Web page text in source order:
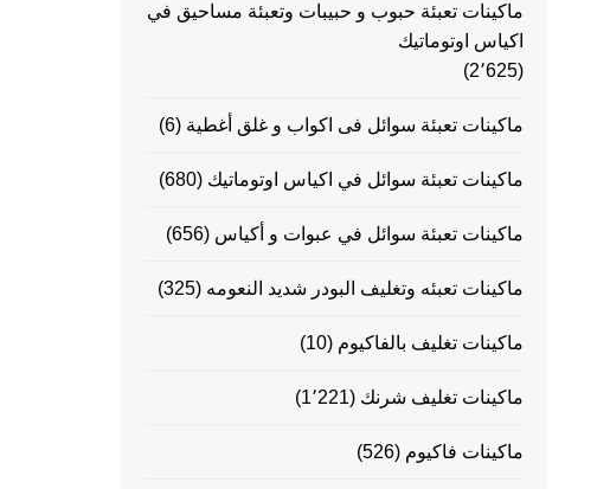
ماكينات تعبئة حبوب و حبيبات وتعبئة مساحيق في
اكياس اوتوماتيك
(2٬625)
ماكينات تعبئة سوائل فى اكواب و غلق أغطية (6)
ماكينات تعبئة سوائل في اكياس اوتوماتيك (680)
ماكينات تعبئة سوائل في عبوات و أكياس (656)
ماكينات تعبئه وتغليف البودر شديد النعومه (325)
ماكينات تغليف بالفاكيوم (10)
ماكينات تغليف شرنك (1٬221)
ماكينات فاكيوم (526)